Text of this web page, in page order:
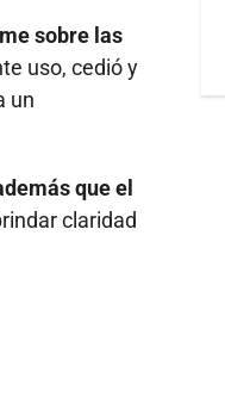
sobre las
uso, cedió y
un
que el
claridad